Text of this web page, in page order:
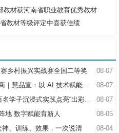
教材获河南省职业教育优秀教材
教材等级评定中喜获佳绩
08-07
乡村振兴实战赛全国二等奖
08-07
宣：以 AI 技术赋能品牌全域传播
08-07
浸式实践点亮“出彩中原”实践路
08-05
地 数字赋能育新人
08-04
、训练、效果，一次说清